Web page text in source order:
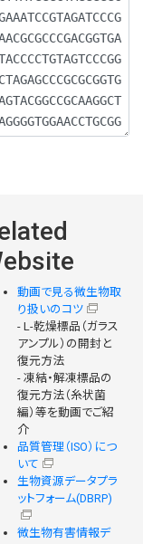
動画で見る微生物取
り扱いのコツ
- L-乾燥標品（ガラス
アンプル）の開封と
復元方法
- 凍結・解凍標品の
復元方法（糸状菌
編）等を動画でご紹
介
品質管理（ISO）につ
いて
生物資源データプラ
ットフォーム(DBRP)
微生物有害情報デ